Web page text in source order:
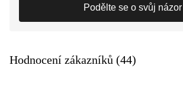
Podělte se o svůj názor
Hodnocení zákazníků (44)